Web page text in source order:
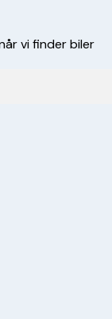
vi finder biler